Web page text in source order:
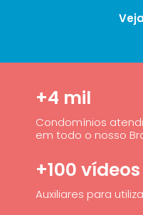
+4 mil
Condomínios
em todo o nosso
+100 vídeos
Auxiliares para